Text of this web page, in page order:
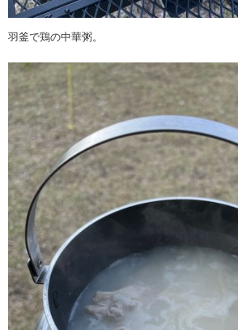
羽釜で鶏の中華粥。